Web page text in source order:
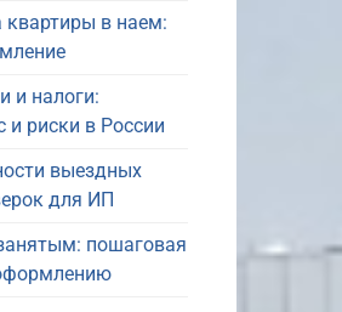
квартиры в наем:
и налоги:
и риски в России
выездных
для ИП
пошаговая